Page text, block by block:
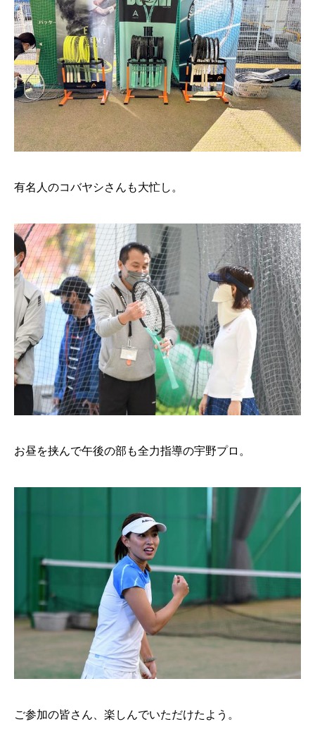
有名人のコバヤシさんも大忙し。
お昼を挟んで午後の部も全力指導の宇野プロ。
ご参加の皆さん、楽しんでいただけたよう。